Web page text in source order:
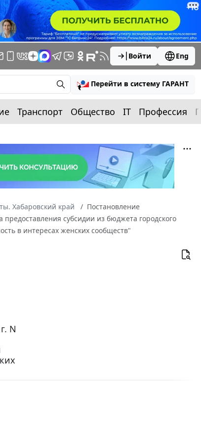
Войти Eng
Перейти в систему ГАРАНТ
Транспорт Общество IT Профессия
Хабаровский край
Постановление
субсидии из бюджета городского
в интересах женских сообществ"
N